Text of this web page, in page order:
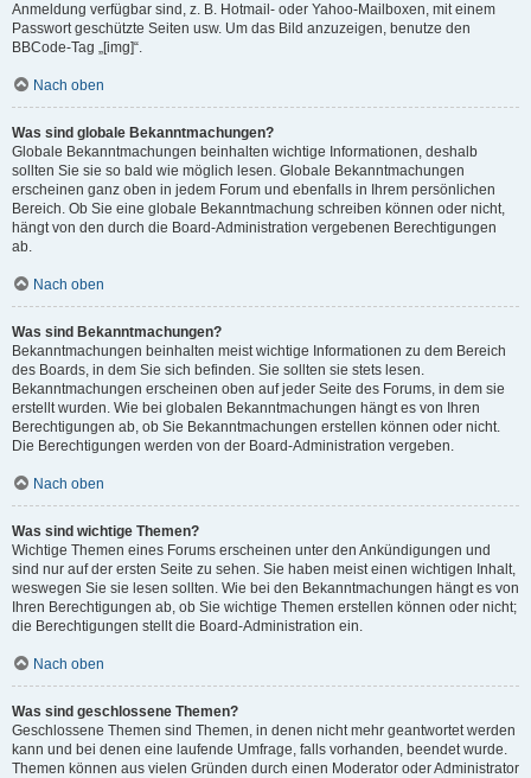
Anmeldung verfügbar sind, z. B. Hotmail- oder Yahoo-Mailboxen, mit einem
Passwort geschützte Seiten usw. Um das Bild anzuzeigen, benutze den
BBCode-Tag „[img]“.
Nach oben
Was sind globale Bekanntmachungen?
Globale Bekanntmachungen beinhalten wichtige Informationen, deshalb
sollten Sie sie so bald wie möglich lesen. Globale Bekanntmachungen
erscheinen ganz oben in jedem Forum und ebenfalls in Ihrem persönlichen
Bereich. Ob Sie eine globale Bekanntmachung schreiben können oder nicht,
hängt von den durch die Board-Administration vergebenen Berechtigungen
ab.
Nach oben
Was sind Bekanntmachungen?
Bekanntmachungen beinhalten meist wichtige Informationen zu dem Bereich
des Boards, in dem Sie sich befinden. Sie sollten sie stets lesen.
Bekanntmachungen erscheinen oben auf jeder Seite des Forums, in dem sie
erstellt wurden. Wie bei globalen Bekanntmachungen hängt es von Ihren
Berechtigungen ab, ob Sie Bekanntmachungen erstellen können oder nicht.
Die Berechtigungen werden von der Board-Administration vergeben.
Nach oben
Was sind wichtige Themen?
Wichtige Themen eines Forums erscheinen unter den Ankündigungen und
sind nur auf der ersten Seite zu sehen. Sie haben meist einen wichtigen Inhalt,
weswegen Sie sie lesen sollten. Wie bei den Bekanntmachungen hängt es von
Ihren Berechtigungen ab, ob Sie wichtige Themen erstellen können oder nicht;
die Berechtigungen stellt die Board-Administration ein.
Nach oben
Was sind geschlossene Themen?
Geschlossene Themen sind Themen, in denen nicht mehr geantwortet werden
kann und bei denen eine laufende Umfrage, falls vorhanden, beendet wurde.
Themen können aus vielen Gründen durch einen Moderator oder Administrator